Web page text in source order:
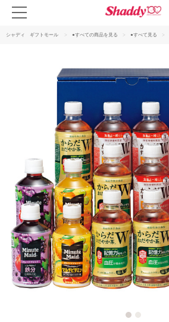
シャディ ギフトモール ●すべての商品を見る ●すべて見る